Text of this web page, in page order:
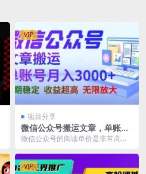
VIP
项目分享
微信公众号搬运文章，单账号
月收益3000+收益稳定，长期
微信公众号的阅读单价是非常高
不到这种收益水平，而且...
VIP